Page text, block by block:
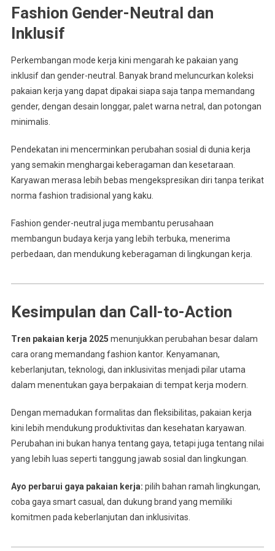
Fashion Gender-Neutral dan
Inklusif
Perkembangan mode kerja kini mengarah ke pakaian yang
inklusif dan gender-neutral. Banyak brand meluncurkan koleksi
pakaian kerja yang dapat dipakai siapa saja tanpa memandang
gender, dengan desain longgar, palet warna netral, dan potongan
minimalis.
Pendekatan ini mencerminkan perubahan sosial di dunia kerja
yang semakin menghargai keberagaman dan kesetaraan.
Karyawan merasa lebih bebas mengekspresikan diri tanpa terikat
norma fashion tradisional yang kaku.
Fashion gender-neutral juga membantu perusahaan
membangun budaya kerja yang lebih terbuka, menerima
perbedaan, dan mendukung keberagaman di lingkungan kerja.
Kesimpulan dan Call-to-Action
Tren pakaian kerja 2025 menunjukkan perubahan besar dalam
cara orang memandang fashion kantor. Kenyamanan,
keberlanjutan, teknologi, dan inklusivitas menjadi pilar utama
dalam menentukan gaya berpakaian di tempat kerja modern.
Dengan memadukan formalitas dan fleksibilitas, pakaian kerja
kini lebih mendukung produktivitas dan kesehatan karyawan.
Perubahan ini bukan hanya tentang gaya, tetapi juga tentang nilai
yang lebih luas seperti tanggung jawab sosial dan lingkungan.
Ayo perbarui gaya pakaian kerja: pilih bahan ramah lingkungan,
coba gaya smart casual, dan dukung brand yang memiliki
komitmen pada keberlanjutan dan inklusivitas.